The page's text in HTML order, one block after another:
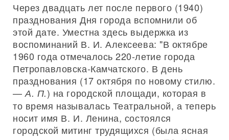
Через двадцать лет после первого (1940)
празднования Дня города вспомнили об
этой дате. Уместна здесь выдержка из
воспоминаний В. И. Алексеева: "В октябре
1960 года отмечалось 220-летие города
Петропавловска-Камчатского. В день
празднования (17 октября по новому стилю.
—А. П.) на городской площади, которая в
то время называлась Театральной, а теперь
носит имя В. И. Ленина, состоялся
городской митинг трудящихся (была ясная